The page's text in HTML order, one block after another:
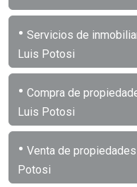
• Servicios de
Luis Potosi
• Compra de
Luis Potosi
• Venta de
Potosi